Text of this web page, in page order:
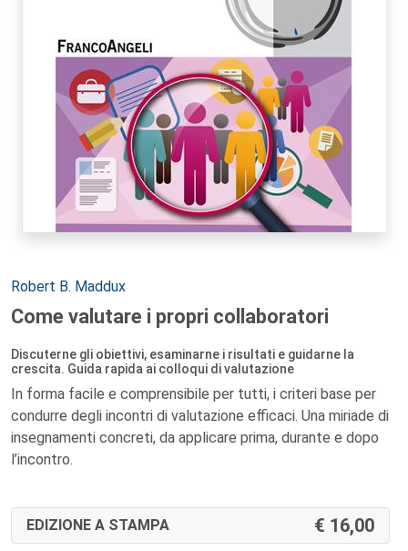
Autori:
Robert B. Maddux
Come valutare i propri collaboratori
Discuterne gli obiettivi, esaminarne i risultati e guidarne la
crescita. Guida rapida ai colloqui di valutazione
In forma facile e comprensibile per tutti, i criteri base per
condurre degli incontri di valutazione efficaci. Una miriade di
insegnamenti concreti, da applicare prima, durante e dopo
l’incontro.
EDIZIONE A STAMPA 16,00